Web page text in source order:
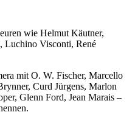
wie Helmut Käutner,
Luchino Visconti, René
mit O. W. Fischer, Marcello
Curd Jürgens, Marlon
Glenn Ford, Jean Marais –